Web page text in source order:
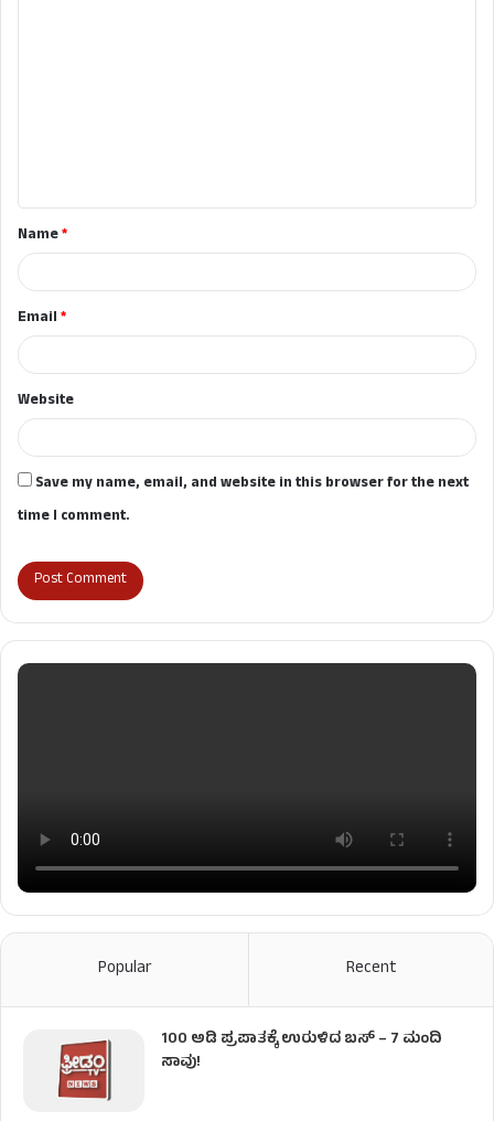
t
*Name*
Email*
Website
Save my name, email, and website in this browser for the next
time I comment.
Popular Recent
100 ಅಡಿ ಪ್ರಪಾತಕ್ಕೆ ಉರುಳಿದ ಬಸ್‌ – 7 ಮಂದಿ
ಸಾವು!